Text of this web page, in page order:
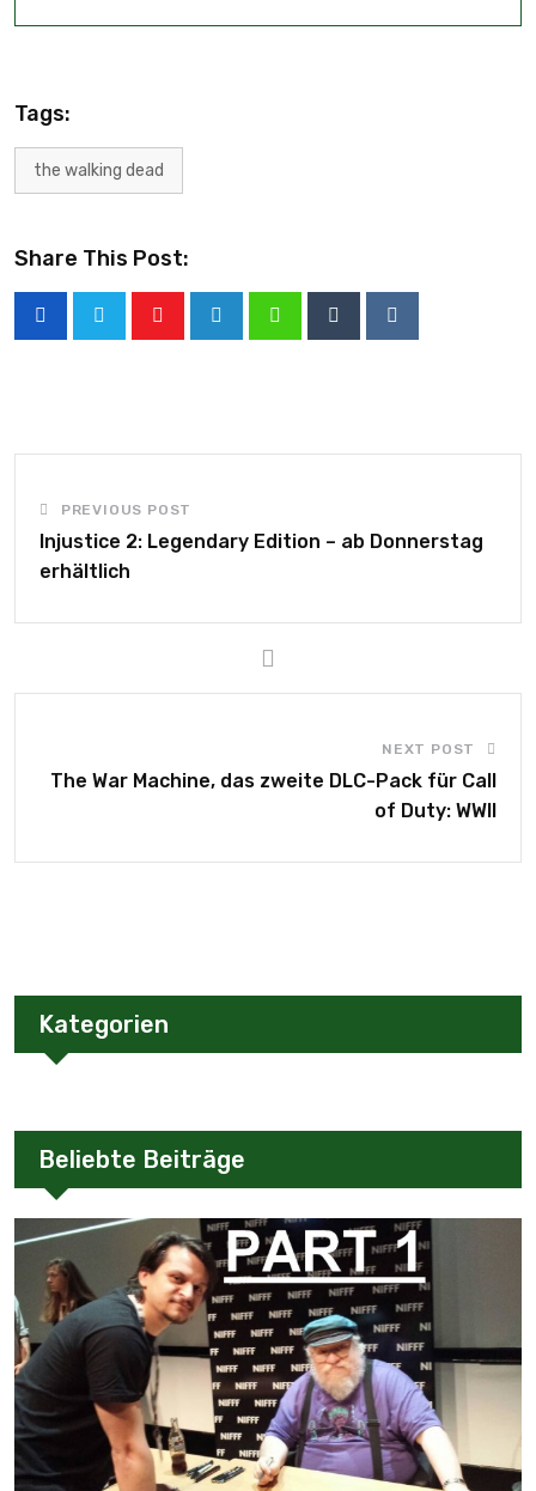
Tags:
the walking dead
Share This Post:
PREVIOUS POST
Injustice 2: Legendary Edition – ab Donnerstag
erhältlich
NEXT POST
The War Machine, das zweite DLC-Pack für Call
of Duty: WWII
Kategorien
Beliebte Beiträge